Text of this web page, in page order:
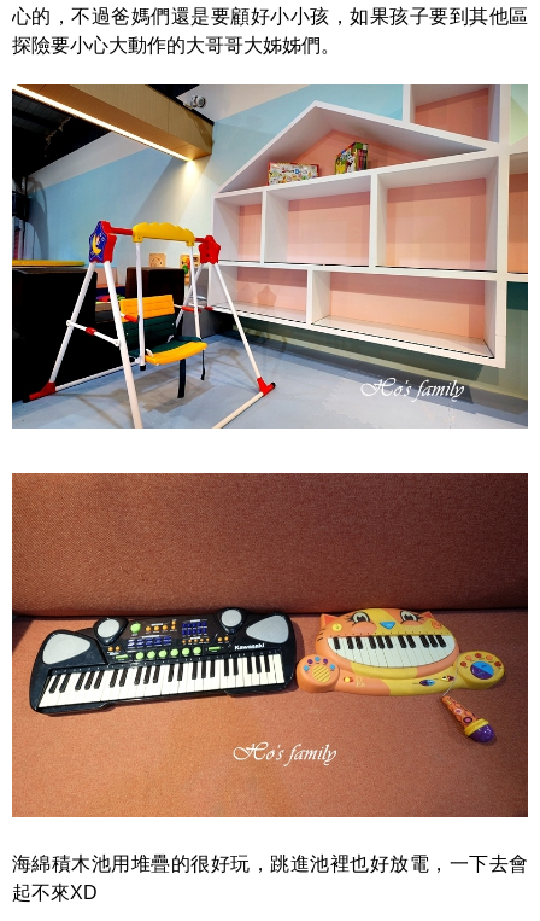
心的，不過爸媽們還是要顧好小小孩，如果孩子要到其他區
探險要小心大動作的大哥哥大姊姊們。
海綿積木池用堆疊的很好玩，跳進池裡也好放電，一下去會
起不來XD